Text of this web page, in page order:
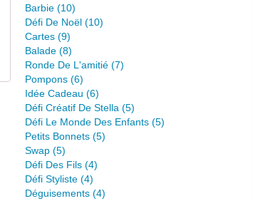
Barbie (10)
Défi De Noël (10)
Cartes (9)
Balade (8)
Ronde De L'amitié (7)
Pompons (6)
Idée Cadeau (6)
Défi Créatif De Stella (5)
Défi Le Monde Des Enfants (5)
Petits Bonnets (5)
Swap (5)
Défi Des Fils (4)
Défi Styliste (4)
Déguisements (4)